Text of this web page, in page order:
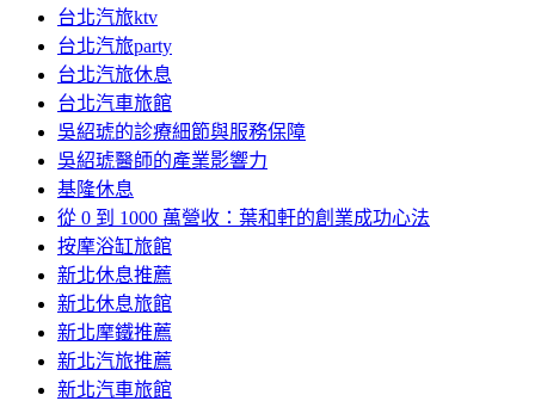
台北汽旅ktv
台北汽旅party
台北汽旅休息
台北汽車旅館
吳紹琥的診療細節與服務保障
吳紹琥醫師的產業影響力
基隆休息
從 0 到 1000 萬營收：葉和軒的創業成功心法
按摩浴缸旅館
新北休息推薦
新北休息旅館
新北摩鐵推薦
新北汽旅推薦
新北汽車旅館